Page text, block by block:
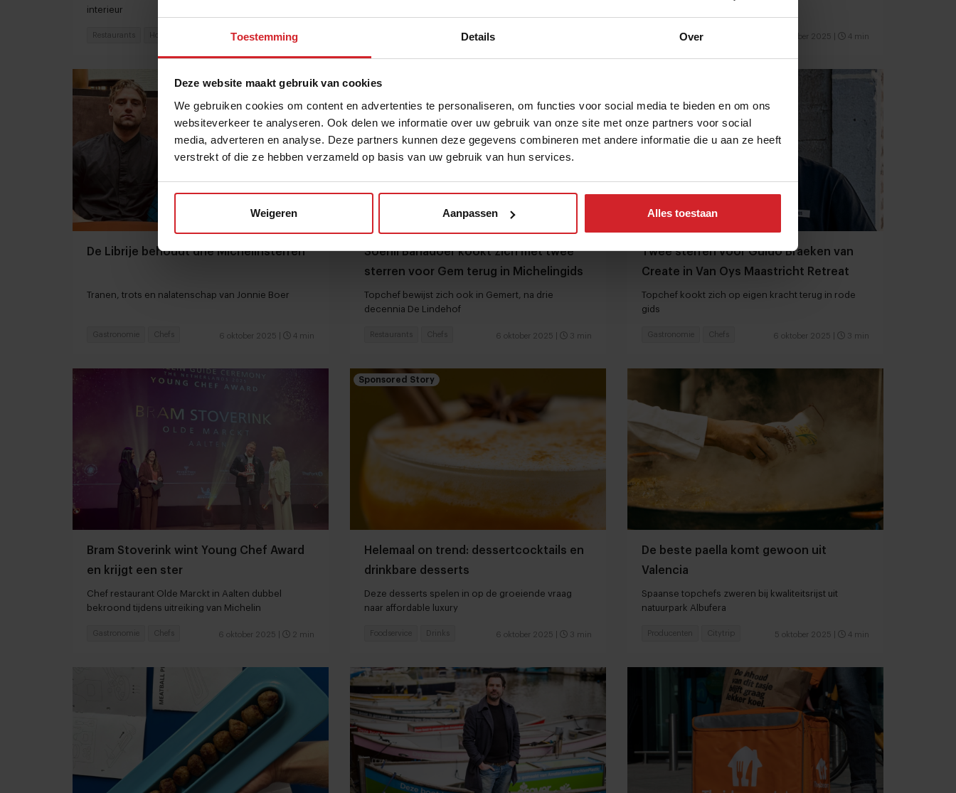
Toestemming Details Over
Deze website maakt gebruik van cookies
We gebruiken cookies om content en advertenties te personaliseren, om functies voor social media te bieden en om ons
websiteverkeer te analyseren. Ook delen we informatie over uw gebruik van onze site met onze partners voor social
media, adverteren en analyse. Deze partners kunnen deze gegevens combineren met andere informatie die u aan ze heeft
verstrekt of die ze hebben verzameld op basis van uw gebruik van hun services.
Weigeren Aanpassen Alles toestaan
interieur
7 oktober 2025| 3 min
Restaurants 6 oktober 2025 4 min
Restaurants
De Librije behoudt drie Michelinsterren
Tranen, trots en nalatenschap van Jonnie Boer
6 oktober 2025 4 min
Gastronomie Chefs
Soenil Bahadoer kookt zich met twee
sterren voor Gem terug in Michelingids
Topchef bewijst zich ook in Gemert, na drie
decennia De Lindehof
6 oktober 2025 3 min
Restaurants Chefs
Twee sterren voor Guido Braeken van
Create in Van Oys Maastricht Retreat
Topchef kookt zich op eigen kracht terug in rode
gids
6 oktober 2025 3 min
Gastronomie Chefs
Bram Stoverink wint Young Chef Award
en krijgt een ster
Chef restaurant Olde Marckt in Aalten dubbel
bekroond tijdens uitreiking van Michelin
6 oktober 2025 2 min
Gastronomie Chefs
Sponsored Story
Helemaal on trend: dessertcocktails en
drinkbare desserts
Deze desserts spelen in op de groeiende vraag
naar affordable luxury
6 oktober 2025 3 min
Foodservice Drinks
De beste paella komt gewoon uit
Valencia
Spaanse topchefs zweren bij kwaliteitsrijst uit
natuurpark Albufera
5 oktober 2025 4 min
Producenten Citytrip